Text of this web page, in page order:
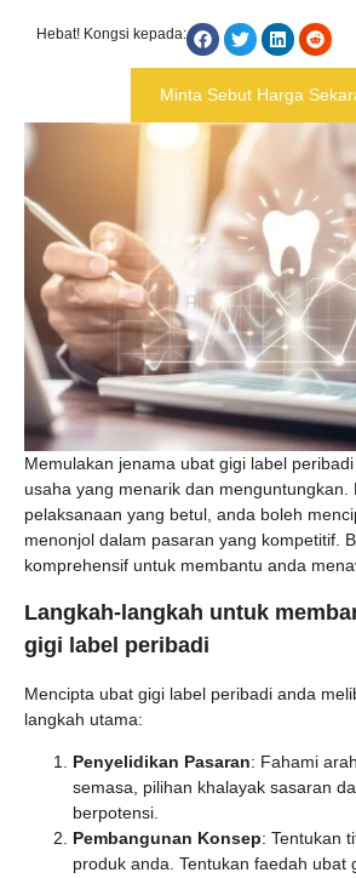
Memulakan jenama ubat gigi label
usaha yang menarik dan menguntungkan.
pelaksanaan yang betul, anda boleh
menonjol dalam pasaran yang kompetitif.
komprehensif untuk membantu anda
Langkah-langkah untuk
gigi label peribadi
Mencipta ubat gigi label peribadi anda
langkah utama:
Penyelidikan Pasaran: Fahami
semasa, pilihan khalayak sasaran
berpotensi.
Pembangunan Konsep: Tentukan
produk anda. Tentukan faedah ubat
Hebat! Kongsi kepada:
Minta Sebut Harga